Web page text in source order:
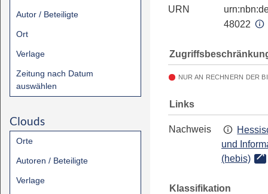
Autor / Beteiligte
Ort
Verlage
Zeitung nach Datum
auswählen
Clouds
Orte
Autoren / Beteiligte
Verlage
URN
48022
NUR AN RECHNERN DER
Links
Nachweis
und
(hebis)
Klassifikation